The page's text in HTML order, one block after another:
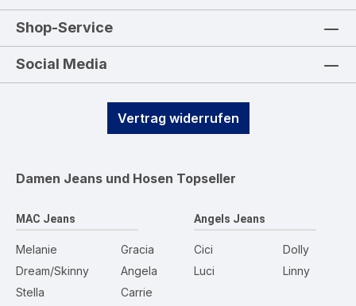
Shop-Service
Social Media
Vertrag widerrufen
Damen Jeans und Hosen Topseller
MAC Jeans
Melanie
Dream/Skinny
Stella
Gracia
Angela
Carrie
Angels Jeans
Cici
Luci
Dolly
Linny